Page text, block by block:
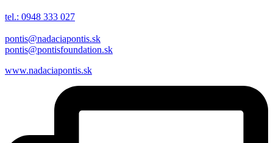
tel.: 0948 333 027
pontis@nadaciapontis.sk
pontis@pontisfoundation.sk
www.nadaciapontis.sk